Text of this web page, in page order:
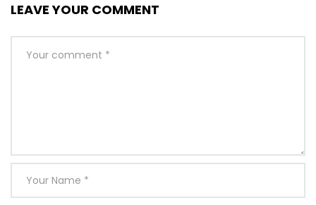
LEAVE YOUR COMMENT